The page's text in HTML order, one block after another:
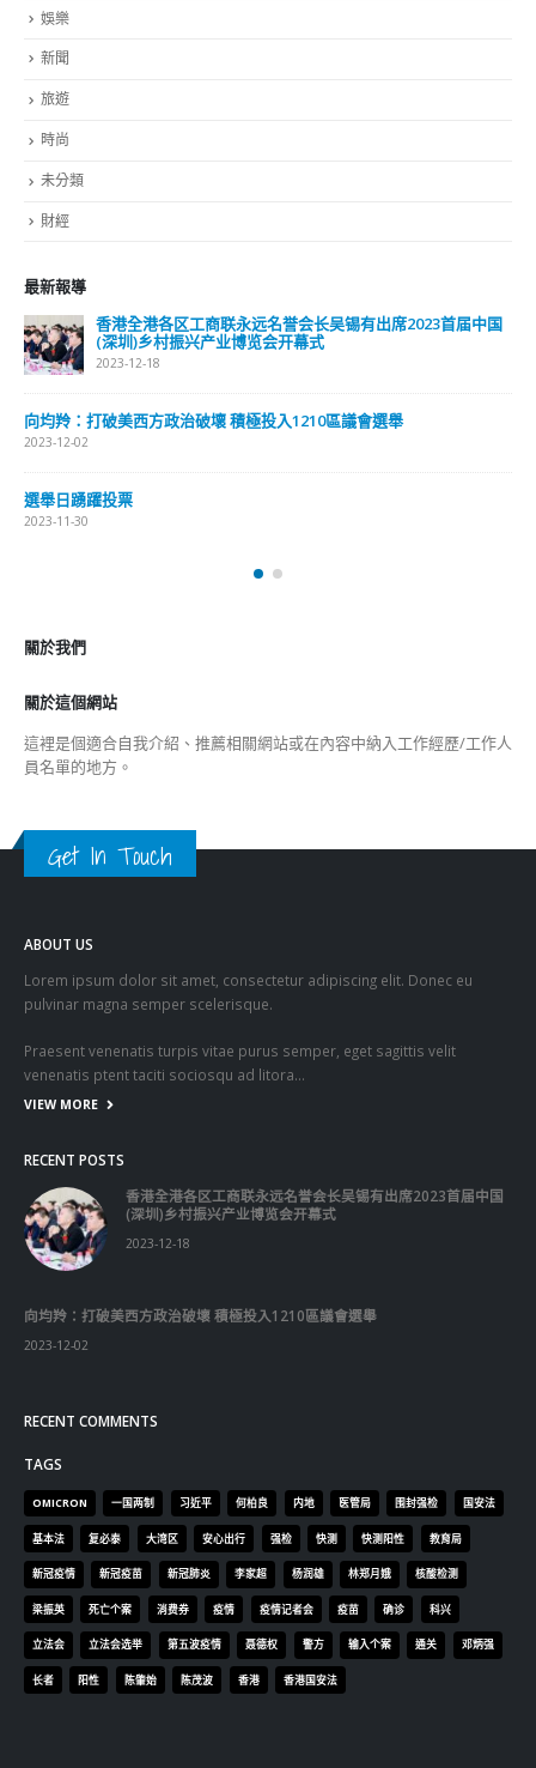
娛樂
新聞
旅遊
時尚
未分類
財經
最新報導
香港全港各区工商联永远名誉会长吴锡有出席2023首届中国
(深圳)乡村振兴产业博览会开幕式
2023-12-18
向均羚：打破美西方政治破壞 積極投入1210區議會選舉
2023-12-02
選舉日踴躍投票
2023-11-30
關於我們
關於這個網站
這裡是個適合自我介紹、推薦相關網站或在內容中納入工作經歷/工作人
員名單的地方。
Get In Touch
ABOUT US
Lorem ipsum dolor sit amet, consectetur adipiscing elit. Donec eu
pulvinar magna semper scelerisque.
Praesent venenatis turpis vitae purus semper, eget sagittis velit
venenatis ptent taciti sociosqu ad litora…
VIEW MORE
RECENT POSTS
香港全港各区工商联永远名誉会长吴锡有出席2023首届中国
(深圳)乡村振兴产业博览会开幕式
2023-12-18
向均羚：打破美西方政治破壞 積極投入1210區議會選舉
2023-12-02
RECENT COMMENTS
TAGS
OMICRON 一国两制 习近平 何柏良 内地 医管局 围封强检 国安法
基本法 复必泰 大湾区 安心出行 强检 快测 快测阳性 教育局
新冠疫情 新冠疫苗 新冠肺炎 李家超 杨润雄 林郑月娥 核酸检测
梁振英 死亡个案 消费券 疫情 疫情记者会 疫苗 确诊 科兴
立法会 立法会选举 第五波疫情 聂德权 警方 输入个案 通关 邓炳强
长者 阳性 陈肇始 陈茂波 香港 香港国安法